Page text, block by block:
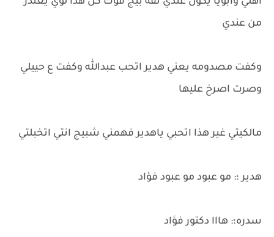
من عندي
وكفت مصدومه يعني هدير اتحب عبدالله وكفت ع حييلي
وصرت اصرخ عليها
مالكيتي غير هذا اتحبي ياهدير فهمني شبيج انتي اتخبلتي
هدير ؛: مو عبود مو عبود فؤاد
سدره؛: هااا دكتور فؤاد